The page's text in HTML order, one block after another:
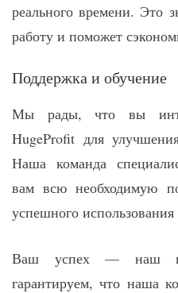
реального времени. Это
работу и поможет
Поддержка и обучение
Мы рады, что вы
HugeProfit для
Наша команда
вам всю необходимую
успешного
Ваш успех — наш
гарантируем, что наша